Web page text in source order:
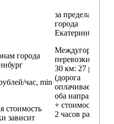
города
час, min
стоимость
зависит
за пределами
города
Екатеринбург
Междугородние
перевозки
30 км: 27 руб./км
(дорога
оплачивается в
оба направления
+ стоимость min
2 часов работы)